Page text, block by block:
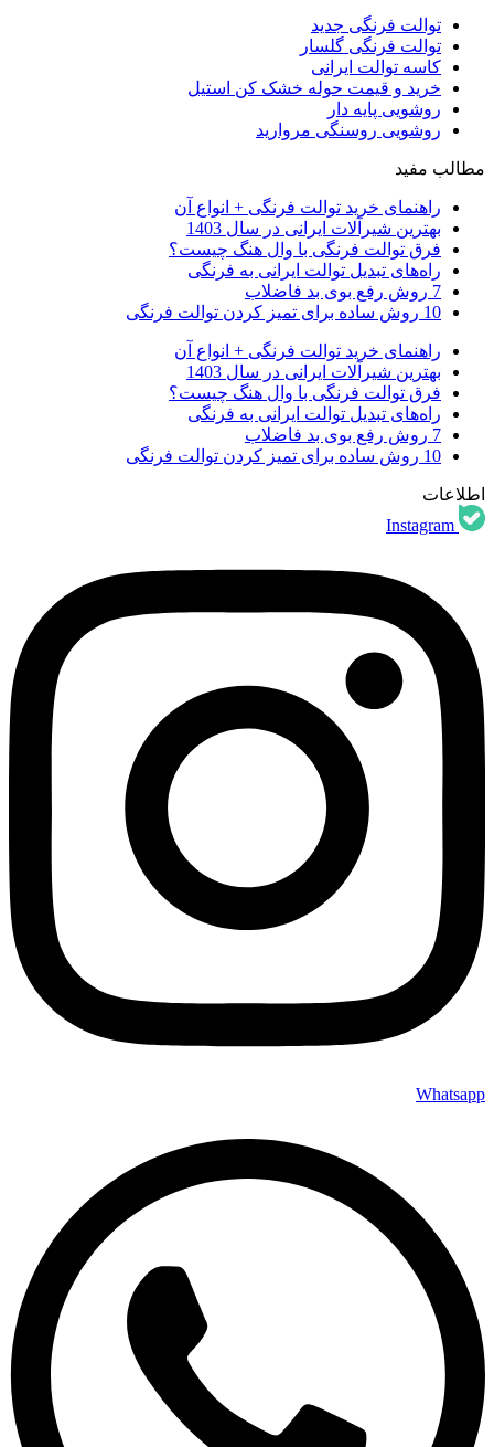
توالت فرنگی جدید
توالت فرنگی گلسار
کاسه توالت ایرانی
خرید و قیمت حوله خشک کن استیل
روشویی پایه دار
روشویی روسنگی مروارید
مطالب مفید
راهنمای خرید توالت فرنگی + انواع آن
بهترین شیرآلات ایرانی در سال 1403
فرق توالت فرنگی با وال هنگ چیست؟
راه‌های تبدیل توالت ایرانی به فرنگی
7 روش رفع بوی بد فاضلاب
10 روش ساده برای تمیز کردن توالت فرنگی
راهنمای خرید توالت فرنگی + انواع آن
بهترین شیرآلات ایرانی در سال 1403
فرق توالت فرنگی با وال هنگ چیست؟
راه‌های تبدیل توالت ایرانی به فرنگی
7 روش رفع بوی بد فاضلاب
10 روش ساده برای تمیز کردن توالت فرنگی
اطلاعات
Instagram
Whatsapp